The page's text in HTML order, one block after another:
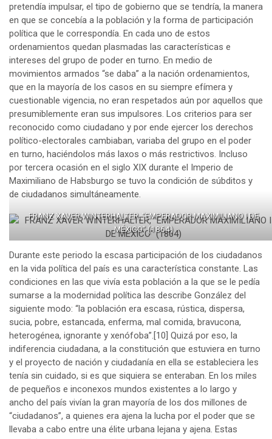
pretendía impulsar, el tipo de gobierno que se tendría, la manera
en que se concebía a la población y la forma de participación
política que le correspondía. En cada uno de estos
ordenamientos quedan plasmadas las características e
intereses del grupo de poder en turno. En medio de
movimientos armados “se daba” a la nación ordenamientos,
que en la mayoría de los casos en su siempre efímera y
cuestionable vigencia, no eran respetados aún por aquellos que
presumiblemente eran sus impulsores. Los criterios para ser
reconocido como ciudadano y por ende ejercer los derechos
político-electorales cambiaban, variaba del grupo en el poder
en turno, haciéndolos más laxos o más restrictivos. Incluso
por tercera ocasión en el siglo XIX durante el Imperio de
Maximiliano de Habsburgo se tuvo la condición de súbditos y
de ciudadanos simultáneamente.
FRANZ XAVER WINTERHALTER, “EMPERADOR MAXIMILIANO I DE
MÉXICO” (1864)
Durante este periodo la escasa participación de los ciudadanos
en la vida política del país es una característica constante. Las
condiciones en las que vivía esta población a la que se le pedía
sumarse a la modernidad política las describe González del
siguiente modo: “la población era escasa, rústica, dispersa,
sucia, pobre, estancada, enferma, mal comida, bravucona,
heterogénea, ignorante y xenófoba”.[10] Quizá por eso, la
indiferencia ciudadana, a la constitución que estuviera en turno
y el proyecto de nación y ciudadanía en ella se estableciera les
tenía sin cuidado, si es que siquiera se enteraban. En los miles
de pequeños e inconexos mundos existentes a lo largo y
ancho del país vivían la gran mayoría de los dos millones de
“ciudadanos”, a quienes era ajena la lucha por el poder que se
llevaba a cabo entre una élite urbana lejana y ajena. Estas